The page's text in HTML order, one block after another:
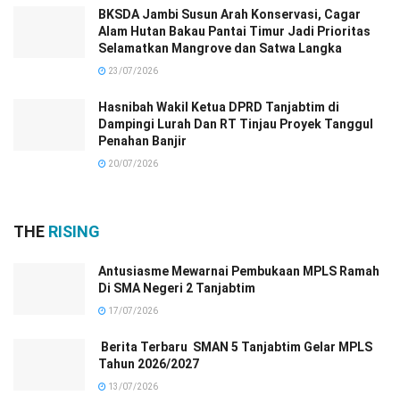
BKSDA Jambi Susun Arah Konservasi, Cagar
Alam Hutan Bakau Pantai Timur Jadi Prioritas
Selamatkan Mangrove dan Satwa Langka
23/07/2026
Hasnibah Wakil Ketua DPRD Tanjabtim di
Dampingi Lurah Dan RT Tinjau Proyek Tanggul
Penahan Banjir
20/07/2026
THE RISING
Antusiasme Mewarnai Pembukaan MPLS Ramah
Di SMA Negeri 2 Tanjabtim
17/07/2026
Berita Terbaru SMAN 5 Tanjabtim Gelar MPLS
Tahun 2026/2027
13/07/2026